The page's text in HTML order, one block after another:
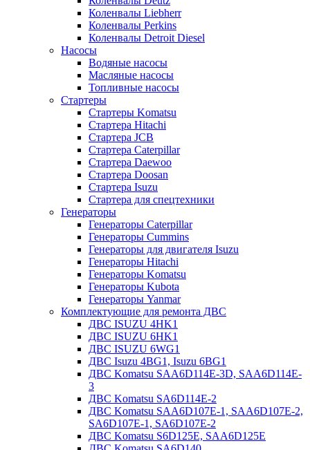
Коленвалы Liebherr
Коленвалы Perkins
Коленвалы Detroit Diesel
Насосы
Водяные насосы
Масляные насосы
Топливные насосы
Стартеры
Стартеры Komatsu
Стартера Hitachi
Стартера JCB
Стартера Caterpillar
Стартера Daewoo
Стартера Doosan
Стартера Isuzu
Стартера для спецтехники
Генераторы
Генераторы Caterpillar
Генераторы Cummins
Генераторы для двигателя Isuzu
Генераторы Hitachi
Генераторы Komatsu
Генераторы Kubota
Генераторы Yanmar
Комплектующие для ремонта ДВС
ДВС ISUZU 4HK1
ДВС ISUZU 6HK1
ДВС ISUZU 6WG1
ДВС Isuzu 4BG1, Isuzu 6BG1
ДВС Komatsu SAA6D114E-3D, SAA6D114E-
3
ДВС Komatsu SA6D114E-2
ДВС Komatsu SAA6D107E-1, SAA6D107E-2,
SA6D107E-1, SA6D107E-2
ДВС Komatsu S6D125E, SAA6D125E